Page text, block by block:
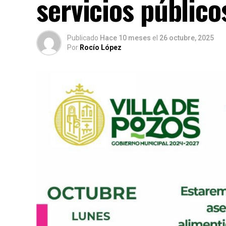
servicios
Publicado Hace 10 meses el 26 octubre, 2025
Por Rocío López